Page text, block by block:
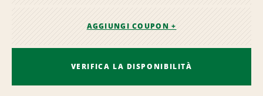
AGGIUNGI COUPON +
VERIFICA LA DISPONIBILITÀ